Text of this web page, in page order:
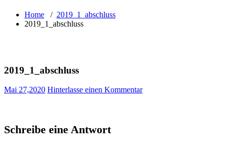
Home / 2019_1_abschluss
2019_1_abschluss
2019_1_abschluss
Mai 27,2020 Hinterlasse einen Kommentar
Schreibe eine Antwort